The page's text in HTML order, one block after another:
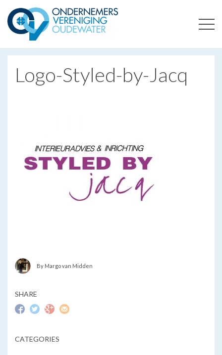
ONDERNEMERSVERENIGING OUDEWATER
Logo-Styled-by-Jacq
By Margo van Midden
SHARE
CATEGORIES